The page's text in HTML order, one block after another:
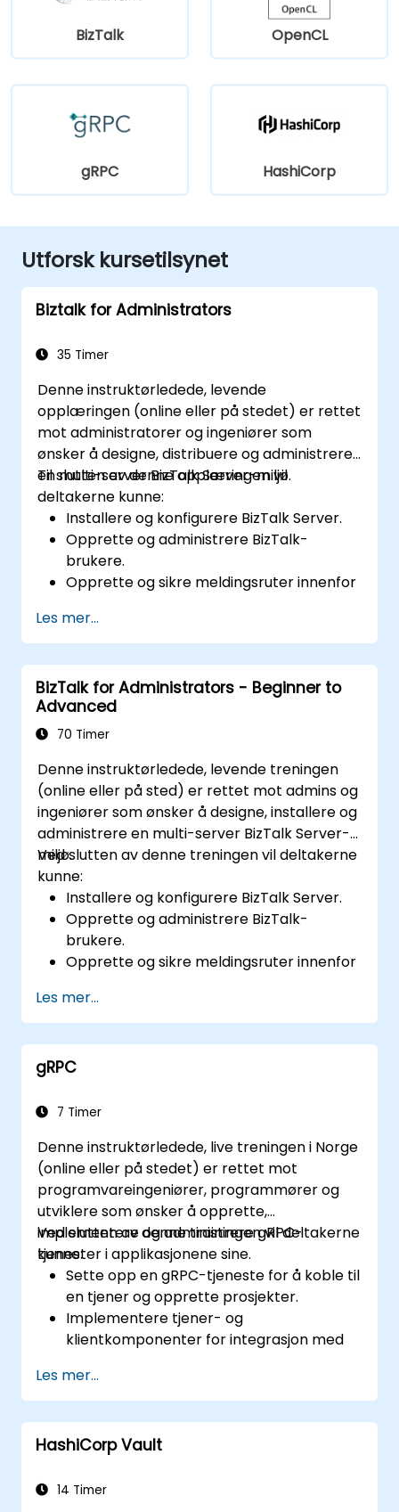
BizTalk OpenCL
gRPC HashiCorp
Utforsk kursetilsynet
Biztalk for Administrators
35 Timer
Denne instruktørledede, levende
opplæringen (online eller på stedet) er rettet
mot administratorer og ingeniører som
ønsker å designe, distribuere og administrere
en multi-server BizTalk Server-miljø.
Til slutten av denne opplæringen vil
deltakerne kunne:
Installere og konfigurere BizTalk Server.
Opprette og administrere BizTalk-
brukere.
Opprette og sikre meldingsruter innenfor
Konfigurere EDI-basert integrasjon med
partnere utenfor organisasjonen.
Distribuere, overvåke og administrere
forretningsregler.
Automatisere distribusjonen av BizTalk-
applikasjoner.
forretningsaktivitet.
Planlegge og implementere høy
tilgjengelighet og katastrofehåndtering
for BizTalk Server.
Les mer...
BizTalk for Administrators - Beginner to
Advanced
70 Timer
Denne instruktørledede, levende treningen
(online eller på sted) er rettet mot admins og
ingeniører som ønsker å designe, installere og
administrere en multi-server BizTalk Server-
miljø.
Ved slutten av denne treningen vil deltakerne
kunne:
Installere og konfigurere BizTalk Server.
Opprette og administrere BizTalk-
brukere.
Opprette og sikre meldingsruter innenfor
Konfigurere EDI-basert integrasjon med
partnere utenfor organisasjonen.
Installere, overvåke og administrere
forretningsregler.
applikasjoner.
forretningsaktiviteter.
Planlegge og implementere høy
tilgjengelighet og
katastrofegjennoppretting for BizTalk
Server.
Optimalisere ytelsen til BizTalk Server og
dets miljø.
Automatisere overvåking av
forretningsaktiviteter.
Felsøke kjøretidsunntak.
Automatisere testing av BizTalk.
Les mer...
gRPC
7 Timer
Denne instruktørledede, live treningen i Norge
(online eller på stedet) er rettet mot
programvareingeniører, programmører og
utviklere som ønsker å opprette,
implementere og administrere gRPC-
tjenester i applikasjonene sine.
Ved slutten av denne trainingen vil deltakerne
kunne:
Sette opp en gRPC-tjeneste for å koble til
en tjener og opprette prosjekter.
Implementere tjener- og
klientkomponenter for integrasjon med
Overvåke gRPC-tjenester ved hjelp av
autentiseringssystemer og benchmark-
verktøy.
Les mer...
HashiCorp Vault
14 Timer